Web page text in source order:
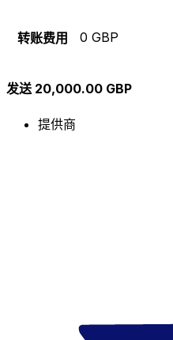
转账费用 0 GBP
发送 20,000.00 GBP
提供商